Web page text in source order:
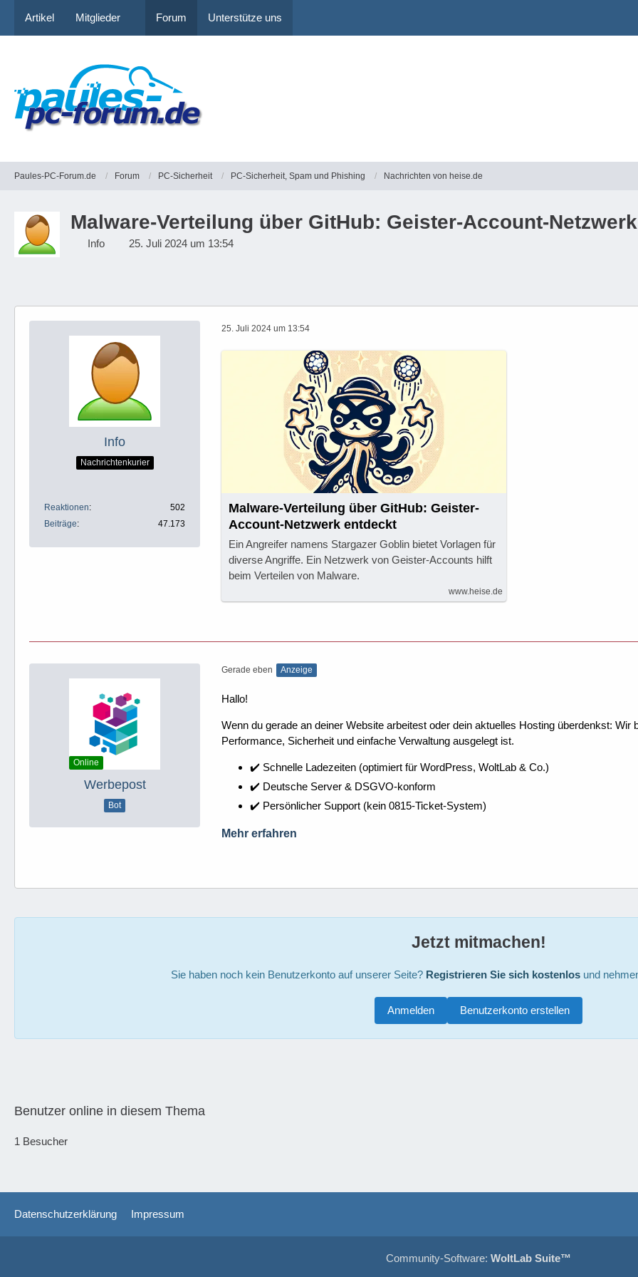
Artikel Mitglieder Forum Unterstütze uns
Paules-PC-Forum.de Forum PC-Sicherheit PC-Sicherheit, Spam und Phishing Nachrichten von heise.de
Malware-Verteilung über GitHub: Geister-Account-
Info 25. Juli 2024 um 13:54
Info
Nachrichtenkurier
Reaktionen
502
Beiträge
47.173
25. Juli 2024 um 13:54
Malware-Verteilung über GitHub: Geister-
Account-Netzwerk entdeckt
Ein Angreifer namens Stargazer Goblin bietet Vorlagen für
diverse Angriffe. Ein Netzwerk von Geister-Accounts hilft
beim Verteilen von Malware.
www.heise.de
Online
Werbepost
Bot
Gerade eben Anzeige
Hallo!
Wenn du gerade an deiner Website arbeitest oder dein aktuelles Hosting überdenkst:
Performance, Sicherheit und einfache Verwaltung ausgelegt ist.
✔️ Schnelle Ladezeiten (optimiert für WordPress, WoltLab & Co.)
✔️ Deutsche Server & DSGVO-konform
✔️ Persönlicher Support (kein 0815-Ticket-System)
Mehr erfahren
Jetzt mitmachen!
Sie haben noch kein Benutzerkonto auf unserer Seite? Registrieren Sie sich kostenlosund
Benutzerkonto erstellen
Anmelden
Benutzer online in diesem Thema
1 Besucher
Datenschutzerklärung Impressum
Community-Software: WoltLab Suite™